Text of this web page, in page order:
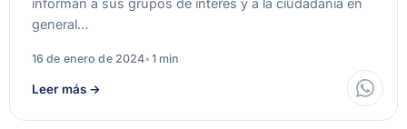
informan a sus grupos de interés y a la ciudadanía en
general…
16 de enero de 2024• 1 min
Leer más →